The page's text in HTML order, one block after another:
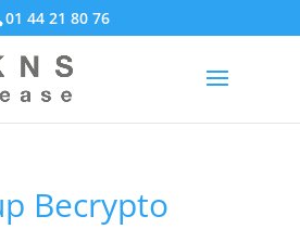
01 44 21 80 76
Becrypto